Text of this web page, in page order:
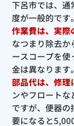
下呂市では、
度が一般的です。
作業費は、実際
なつまり除去
ースコープを
金は異なります。
部品代は、修理
ンやフロート
ですが、便器
要になると